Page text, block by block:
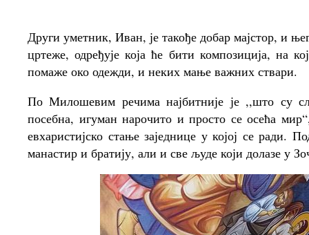
Други уметник, Иван, је такође добар мајстор, и
цртеже, одређује која ће бити композиција, на
помаже око одежди, и неких мање важних ствари.
По Милошевим речима најбитније је ,,што су
посебна, игуман нарочито и просто се осећа
евхаристијско стање заједнице у којој се ради.
манастир и братију, али и све људе који долазе у